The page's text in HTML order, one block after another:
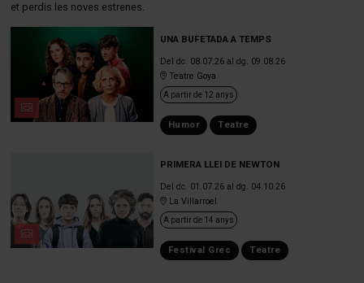
et perdis les noves estrenes.
UNA BUFETADA A TEMPS
Del dc. 08.07.26al dg. 09.08.26
Teatre Goya
A partir de 12 anys
Humor Teatre
PRIMERA LLEI DE NEWTON
Del dc. 01.07.26al dg. 04.10.26
La Villarroel
A partir de 14 anys
Festival Grec Teatre